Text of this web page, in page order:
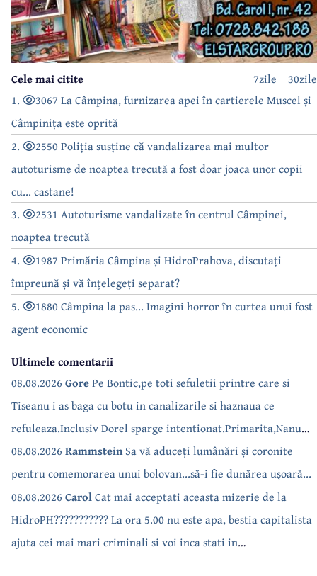
30zile
7zile
Cele mai citite
1.
3067 La Câmpina, furnizarea apei în cartierele Muscel și
Câmpinița este oprită
2.
2550 Poliția susține că vandalizarea mai multor
autoturisme de noaptea trecută a fost doar joaca unor copii
cu... castane!
3.
2531 Autoturisme vandalizate în centrul Câmpinei,
noaptea trecută
4.
1987 Primăria Câmpina și HidroPrahova, discutați
împreună și vă înțelegeți separat?
5.
1880 Câmpina la pas... Imagini horror în curtea unui fost
agent economic
Ultimele comentarii
08.08.2026 GorePe Bontic,pe toti sefuletii printre care si
Tiseanu i as baga cu botu in canalizarile si haznaua ce
refuleaza.Inclusiv Dorel sparge intentionat.Primarita,Nanu
bea apa de la robinet.Asta as intreba o si pe Izabel Mitrea
08.08.2026 RammsteinSa vă aduceți lumânări și coronite
pentru comemorarea unui bolovan...să-i fie dunărea ușoară...
08.08.2026 CarolCat mai acceptati aceasta mizerie de la
HidroPH??????????? La ora 5.00 nu este apa, bestia capitalista
ajuta cei mai mari criminali si voi inca stati in